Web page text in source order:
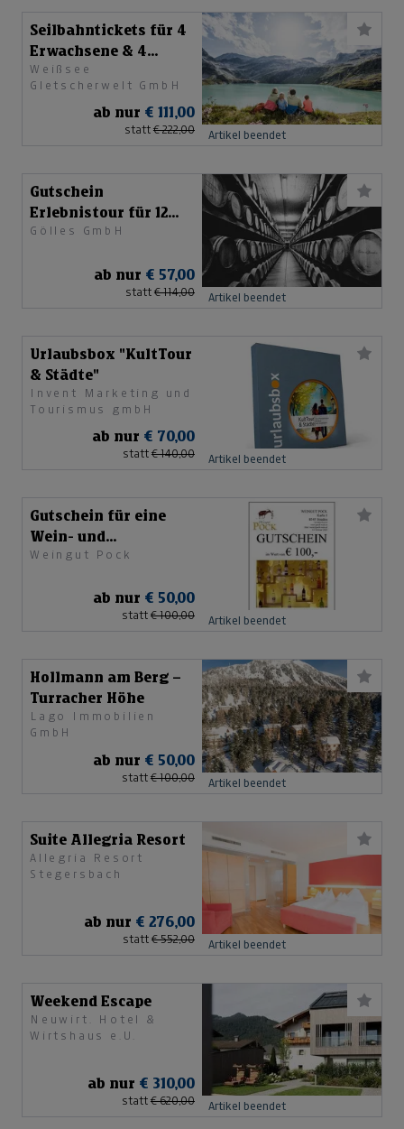
Seilbahntickets für 4
Erwachsene & 4
Kinder
Weißsee
Gletscherwelt GmbH
ab nur € 111,00
statt € 222,00 Artikel beendet
Gutschein
Erlebnistour für 12
Personen
Gölles GmbH
ab nur € 57,00
statt € 114,00 Artikel beendet
Urlaubsbox "KultTour
& Städte"
Invent Marketing und
Tourismus gmbH
ab nur € 70,00
statt € 140,00 Artikel beendet
Gutschein für eine
Wein- und
Kernölverkostung
Weingut Pock
ab nur € 50,00
statt € 100,00 Artikel beendet
Hollmann am Berg –
Turracher Höhe
Lago Immobilien
GmbH
ab nur € 50,00
statt € 100,00 Artikel beendet
Suite Allegria Resort
Allegria Resort
Stegersbach
ab nur € 276,00
statt € 552,00 Artikel beendet
Weekend Escape
Neuwirt. Hotel &
Wirtshaus e.U.
ab nur € 310,00
statt € 620,00 Artikel beendet